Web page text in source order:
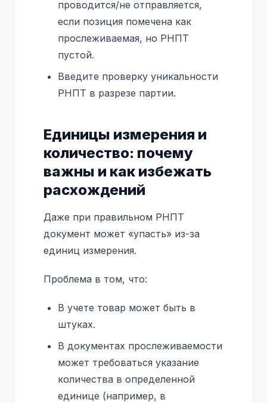
проводится/не отправляется,
если позиция помечена как
прослеживаемая, но РНПТ
пустой.
Введите проверку уникальности
РНПТ в разрезе партии.
Единицы измерения и
количество: почему
важны и как избежать
расхождений
Даже при правильном РНПТ
документ может «упасть» из-за
единиц измерения.
Проблема в том, что:
В учете товар может быть в
штуках.
В документах прослеживаемости
может требоваться указание
количества в определенной
единице (например, в